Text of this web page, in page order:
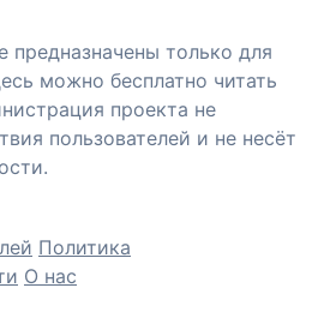
предназначены только для
можно бесплатно читать
проекта не
пользователей и не несёт
Политика
О нас